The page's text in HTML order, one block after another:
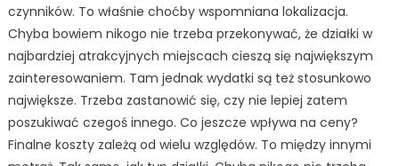
czynników. To właśnie choćby wspomniana lokalizacja.
Chyba bowiem nikogo nie trzeba przekonywać, że działki w
najbardziej atrakcyjnych miejscach cieszą się największym
zainteresowaniem. Tam jednak wydatki są też stosunkowo
największe. Trzeba zastanowić się, czy nie lepiej zatem
poszukiwać czegoś innego. Co jeszcze wpływa na ceny?
Finalne koszty zależą od wielu względów. To między innymi